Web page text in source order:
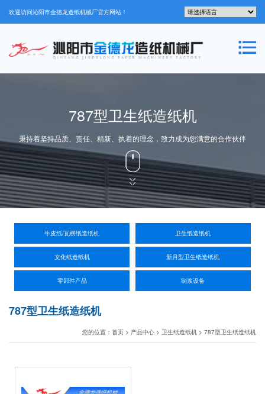
欢迎访问沁阳市金德龙造纸机械厂官方网站！
787型卫生纸造纸机
秉持着坚持品质、责任、精新、执着的理念，致力成为您满意的合作伙伴
牛皮纸/瓦楞纸造纸机 卫生纸造纸机
文化纸造纸机 新月型卫生纸造纸机
零部件产品 制浆设备
787型卫生纸造纸机
您的位置： 首页 > 产品中心 > 卫生纸造纸机 > 787型卫生纸造纸机